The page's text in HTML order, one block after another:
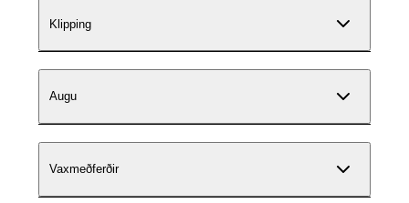
Klipping
Augu
Vaxmeðferðir